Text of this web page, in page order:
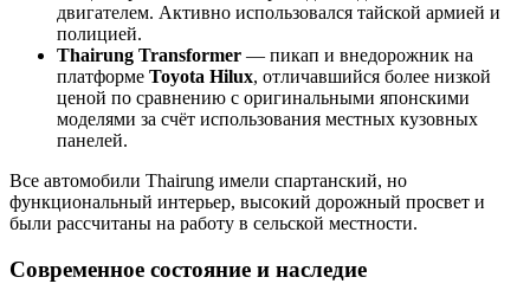
двигателем. Активно использовался тайской армией и
полицией.
Thairung Transformer — пикап и внедорожник на
платформе Toyota Hilux, отличавшийся более низкой
ценой по сравнению с оригинальными японскими
моделями за счёт использования местных кузовных
панелей.
Все автомобили Thairung имели спартанский, но
функциональный интерьер, высокий дорожный просвет и
были рассчитаны на работу в сельской местности.
Современное состояние и наследие